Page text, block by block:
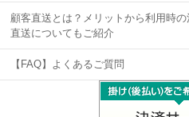
顧客直送とは？メリットから利用時
直送についてもご紹介
【FAQ】よくあるご質問